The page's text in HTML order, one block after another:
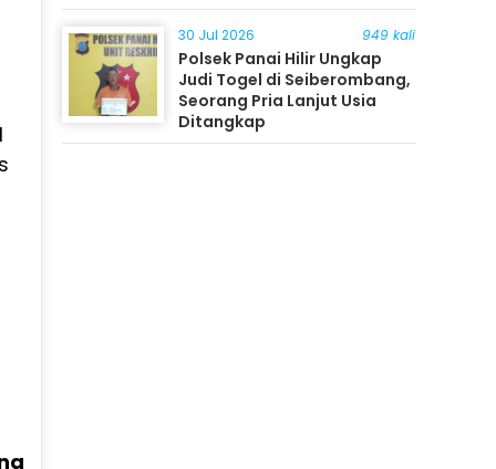
30 Jul 2026 949 kali
Polsek Panai Hilir Ungkap
Judi Togel di Seiberombang,
Seorang Pria Lanjut Usia
Ditangkap